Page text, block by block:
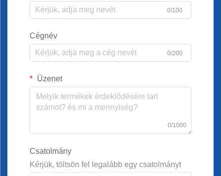
0/100
Cégnév
0/200
Üzenet
0/1000
Csatolmány
Kérjük, töltsön fel legalább egy csatolmányt